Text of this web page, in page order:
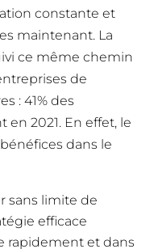
constante et
maintenant. La
ce même chemin
de
: 41% des
en 2021. En effet, le
dans le
sans limite de
efficace
rapidement et dans